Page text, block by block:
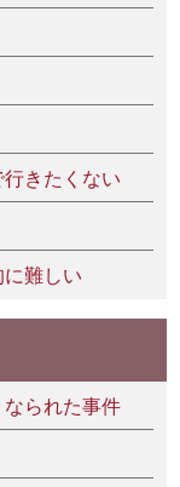
きたくない
難しい
られた事件